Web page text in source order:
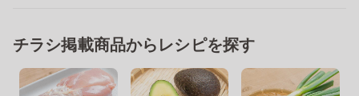
チラシ掲載商品からレシピを探す